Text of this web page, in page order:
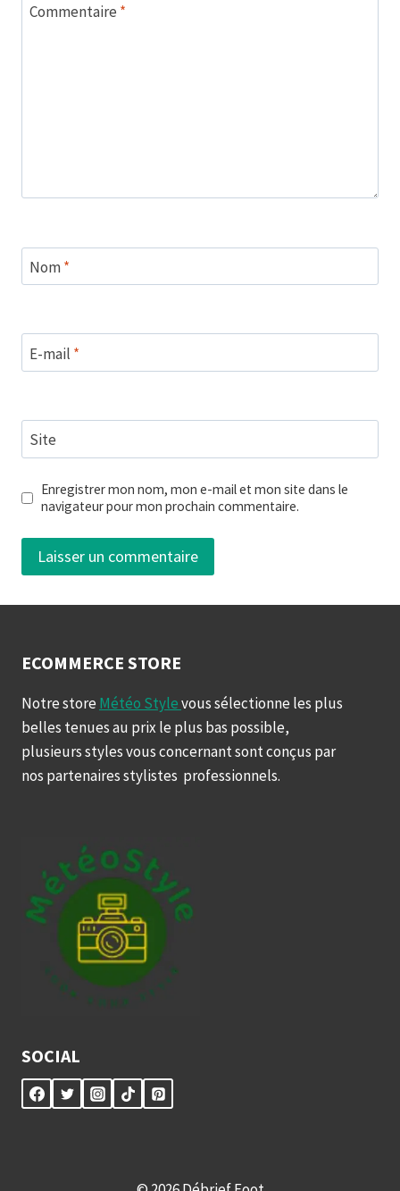
Commentaire *
Nom*
E-mail *
Site
Enregistrer mon nom, mon e-mail et mon site dans le
navigateur pour mon prochain commentaire.
ECOMMERCE STORE
Notre store Météo Stylevous sélectionne les plus
belles tenues au prix le plus bas possible,
plusieurs styles vous concernant sont conçus par
nos partenaires stylistes professionnels.
SOCIAL